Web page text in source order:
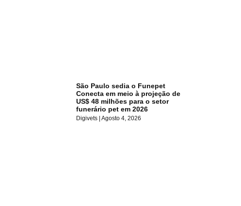
São Paulo sedia o Funepet
Conecta em meio à projeção de
US$ 48 milhões para o setor
funerário pet em 2026
Digivets Agosto 4, 2026